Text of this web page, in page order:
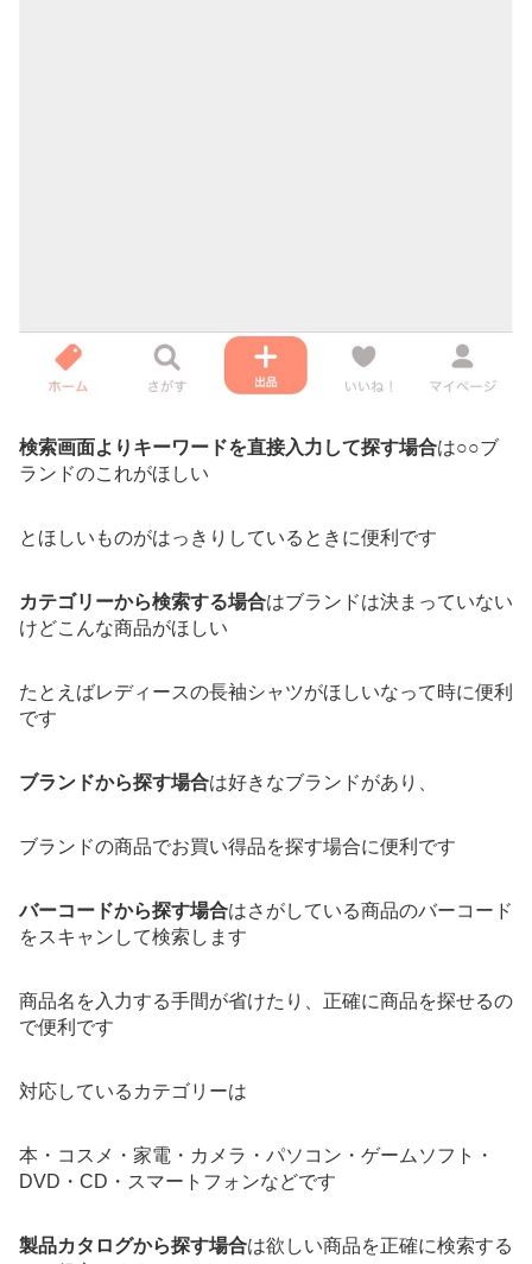
検索画面よりキーワードを直接入力して探す場合は○○ブ
ランドのこれがほしい
とほしいものがはっきりしているときに便利です
カテゴリーから検索する場合はブランドは決まっていない
けどこんな商品がほしい
たとえばレディースの長袖シャツがほしいなって時に便利
です
ブランドから探す場合は好きなブランドがあり、
ブランドの商品でお買い得品を探す場合に便利です
バーコードから探す場合はさがしている商品のバーコード
をスキャンして検索します
商品名を入力する手間が省けたり、正確に商品を探せるの
で便利です
対応しているカテゴリーは
本・コスメ・家電・カメラ・パソコン・ゲームソフト・
DVD・CD・スマートフォンなどです
製品カタログから探す場合は欲しい商品を正確に検索する